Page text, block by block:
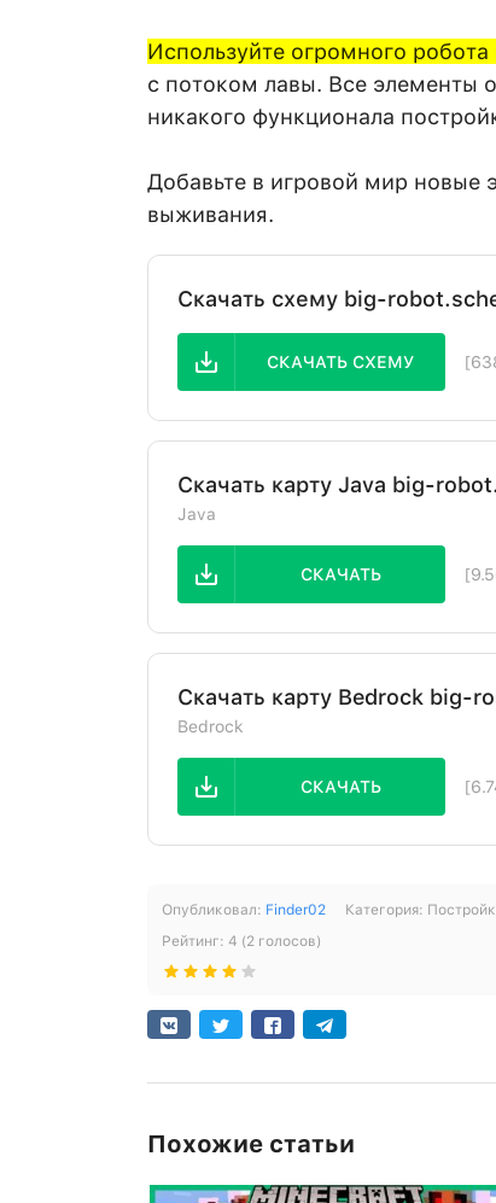
Используйте огромного
с потоком лавы. Все элементы
никакого функционала
Добавьте в игровой мир новые
выживания.
Скачать схему big-
СКАЧАТЬ СХЕМУ
Скачать карту Java big-
Java
СКАЧАТЬ
Скачать карту Bedrock big-
Bedrock
СКАЧАТЬ
Опубликовал: Finder02 Категория:
Рейтинг: 4 (2 голосов)
Похожие статьи